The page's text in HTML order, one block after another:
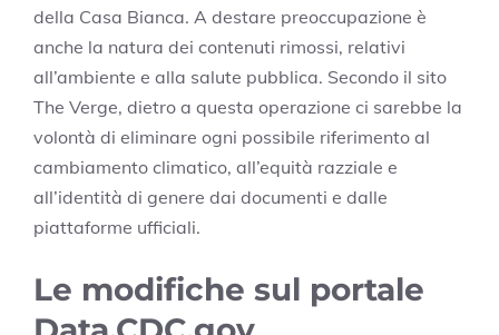
della Casa Bianca. A destare preoccupazione è
anche la natura dei contenuti rimossi, relativi
all’ambiente e alla salute pubblica. Secondo il sito
The Verge, dietro a questa operazione ci sarebbe la
volontà di eliminare ogni possibile riferimento al
cambiamento climatico, all’equità razziale e
all’identità di genere dai documenti e dalle
piattaforme ufficiali.
Le modifiche sul portale